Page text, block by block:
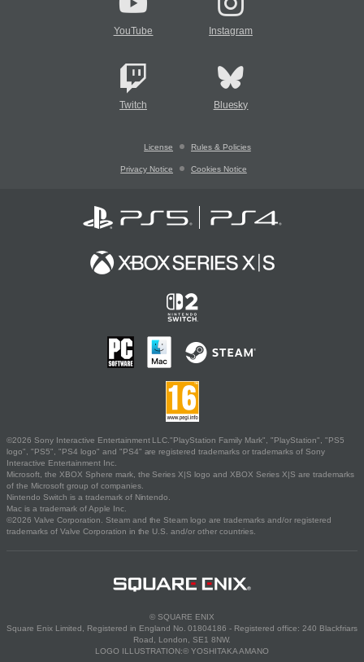
YouTube Instagram
Twitch Bluesky
License Rules & Policies
Privacy Notice Cookies Notice
©2026 Sony Interactive Entertainment LLC."PlayStation Family Mark", "PlayStation", "PS5
logo", "PS5", "PS4 logo" and "PS4" are registered trademarks or trademarks of Sony
Interactive Entertainment Inc.
Microsoft, the XBOX Sphere mark, the Series X|S logo and XBOX Series X|S are trademarks
of the Microsoft group of companies.
Nintendo Switch is a trademark of Nintendo.
Mac is a trademark of Apple Inc.
©2026 Valve Corporation. Steam and the Steam logo are trademarks and/or registered
trademarks of Valve Corporation in the U.S. and/or other countries.
© SQUARE ENIX
Square Enix Limited, Registered in England No. 01804186 - Registered office: 240 Blackfriars
Road, London, SE1 8NW.
LOGO ILLUSTRATION:© YOSHITAKA AMANO